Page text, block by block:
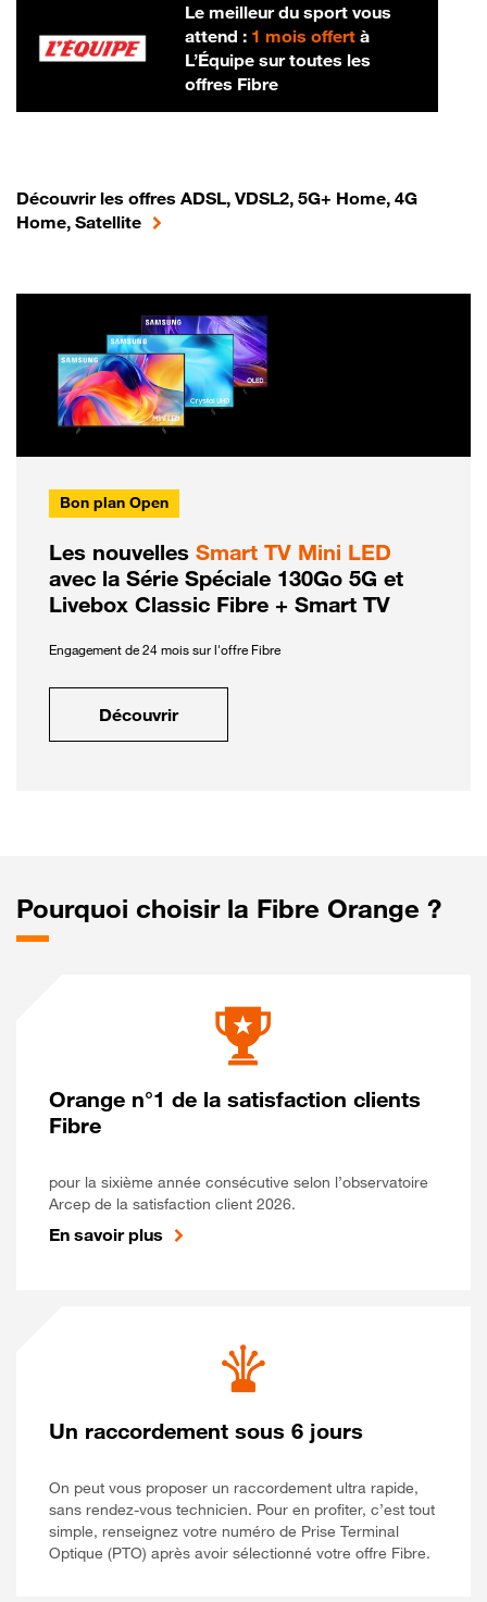
Le meilleur du sport vous
attend : 1 mois offertà
L’Équipe sur toutes les
offres Fibre
Découvrir les offres ADSL, VDSL2, 5G+ Home, 4G
Home, Satellite
Bon plan Open
Les nouvelles Smart TV Mini LED
avec la Série Spéciale 130Go 5G et
Livebox Classic Fibre + Smart TV
Engagement de 24 mois sur l'offre Fibre
Découvrir
Pourquoi choisir la Fibre Orange ?
Orange n°1 de la satisfaction clients
Fibre
pour la sixième année consécutive selon l’observatoire
Arcep de la satisfaction client 2026.
En savoir plus
Un raccordement sous 6 jours
On peut vous proposer un raccordement ultra rapide,
sans rendez-vous technicien. Pour en profiter, c’est tout
simple, renseignez votre numéro de Prise Terminal
Optique (PTO) après avoir sélectionné votre offre Fibre.